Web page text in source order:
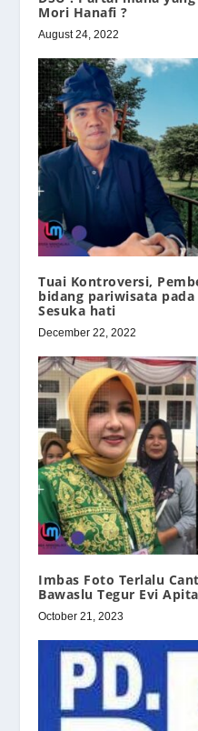
Mori Hanafi ?
August 24, 2022
Tuai Kontroversi,
bidang pariwisata pada
Sesuka hati
December 22, 2022
Imbas Foto Terlalu
Bawaslu Tegur Evi
October 21, 2023